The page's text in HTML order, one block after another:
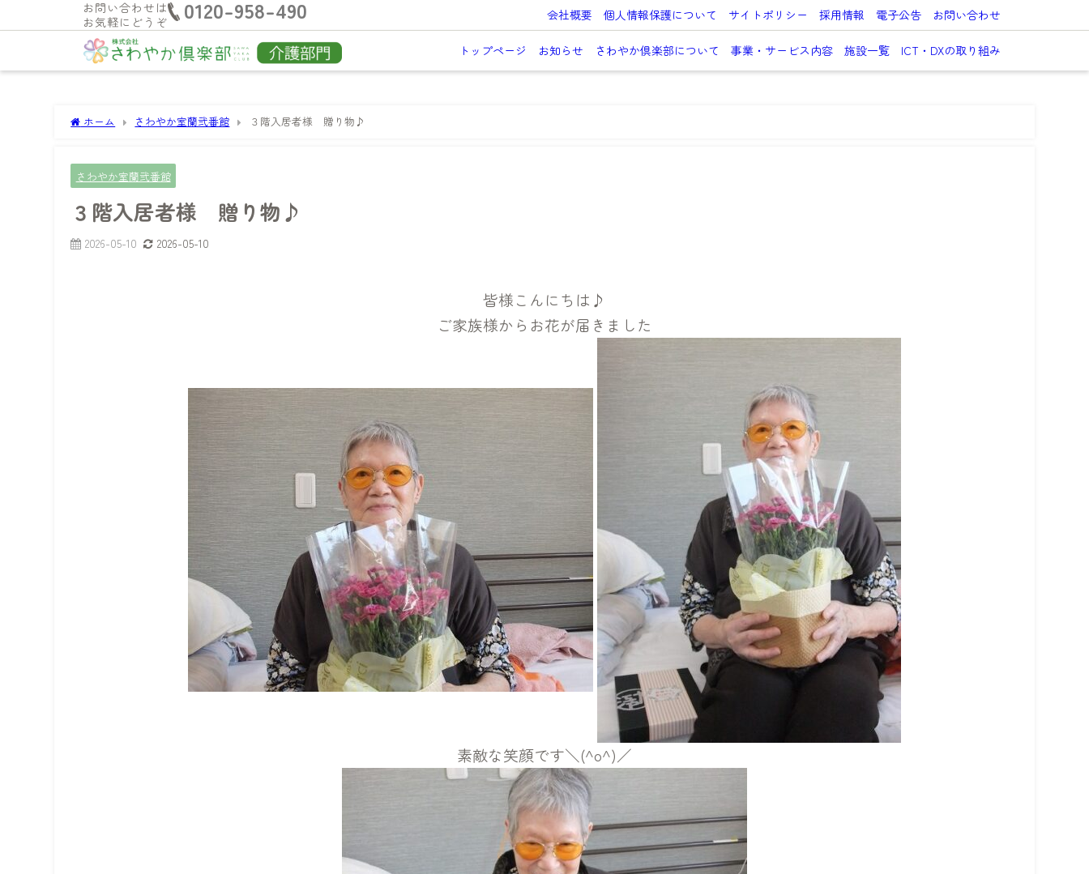
お問い合わせは
お気軽にどうぞ
0120-958-490 会社概要 個人情報保護について サイトポリシー 採用情報 電子公告 お問い合わせ
トップページ お知らせ さわやか倶楽部について 事業・サービス内容 施設一覧 ICT・DXの取り組み
ホーム さわやか室蘭弐番館 ３階入居者様 贈り物♪
さわやか室蘭弐番館
３階入居者様 贈り物♪
2026-05-10 2026-05-10
皆様こんにちは♪
ご家族様からお花が届きました
素敵な笑顔です＼(^o^)／